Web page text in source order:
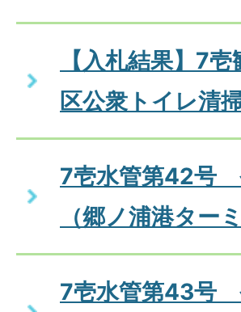
【入札結果】7
区公衆トイレ清
7壱水管第42号
（郷ノ浦港ター
7壱水管第43号